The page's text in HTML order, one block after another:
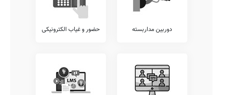
دوربین مداربسته حضور و غیاب الکترونیکی